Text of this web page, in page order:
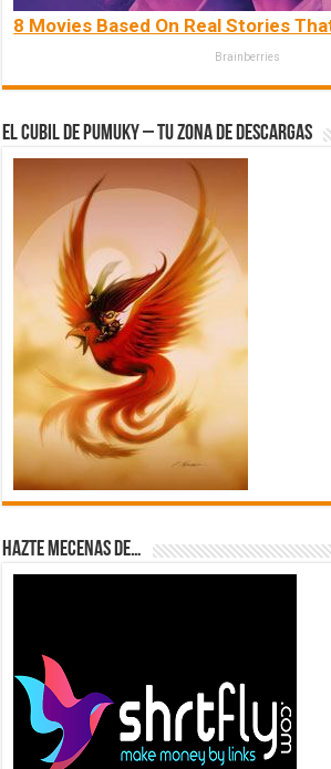
8 Movies Based On Real Stories
Brainberries
El Cubil de Pumuky – Tu zona de Descargas
Hazte Mecenas de…